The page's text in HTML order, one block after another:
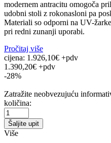
modernem antracitu omogoča
udobni stoli z rokonasloni pa
Materiali so odporni na UV-
pri redni zunanji uporabi.
Pročitaj više
cijena: 1.926,10€ +pdv
1.390,20€ +pdv
-28%
Zatražite neobvezujuću
količina:
Šaljite upit
Više